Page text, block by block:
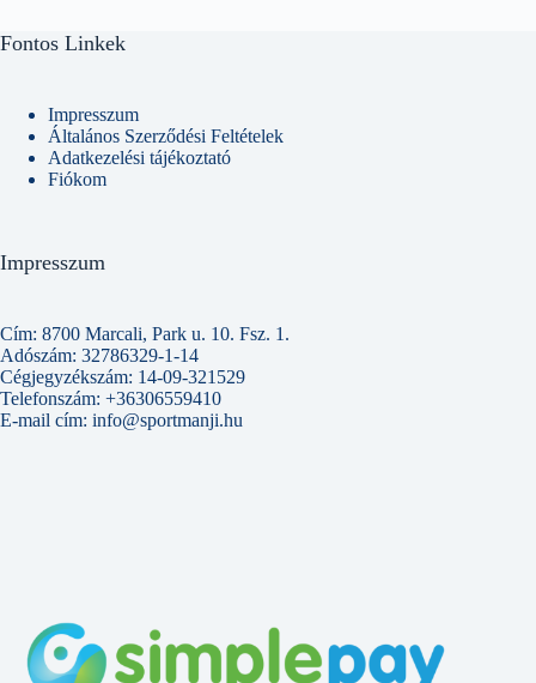
Fontos Linkek
Impresszum
Általános Szerződési Feltételek
Adatkezelési tájékoztató
Fiókom
Impresszum
Cím: 8700 Marcali, Park u. 10. Fsz. 1.
Adószám: 32786329-1-14
Cégjegyzékszám: 14-09-321529
Telefonszám: +36306559410
E-mail cím: info@sportmanji.hu